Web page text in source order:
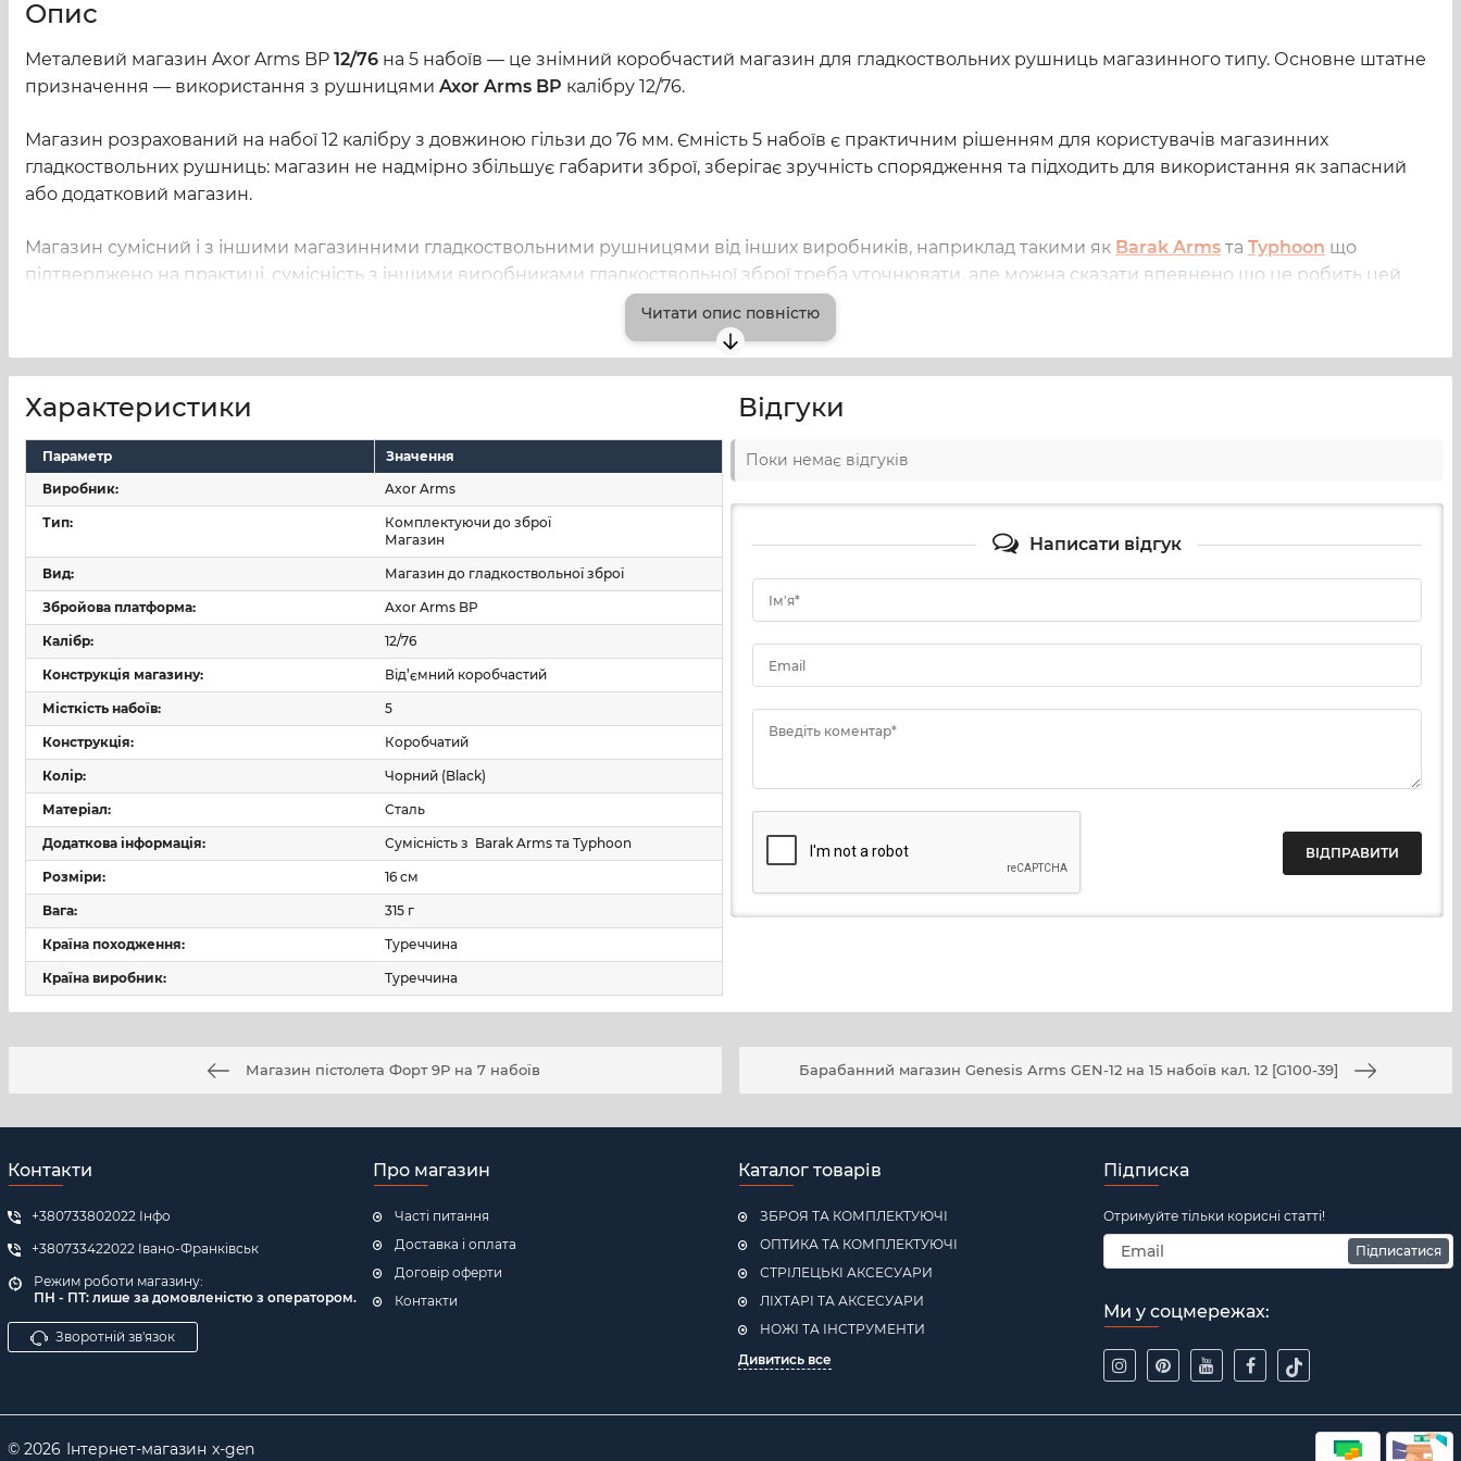
Опис
Металевий магазин Axor Arms BP 12/76 на 5 набоїв — це знімний коробчастий магазин для гладкоствольних рушниць магазинного типу. Основне штатне
призначення — використання з рушницями Axor Arms BP калібру 12/76.
Магазин розрахований на набої 12 калібру з довжиною гільзи до 76 мм. Ємність 5 набоїв є практичним рішенням для користувачів магазинних
гладкоствольних рушниць: магазин не надмірно збільшує габарити зброї, зберігає зручність спорядження та підходить для використання як запасний
або додатковий магазин.
Магазин сумісний і з іншими магазинними гладкоствольними рушницями від інших виробників, наприклад такими як Barak Arms та Typhoon що
підтверджено на практиці, сумісність з іншими виробниками гладкоствольної зброї треба уточнювати, але можна сказати впевнено що це робить цей
магазин доречним варіантом для власників інших сумісних платформ 12 калібру.
Корпус виготовлений зі сталі. Металева конструкція забезпечує жорсткість, стабільність форми та стійкість до навантажень, характерних для магазинів
під 12 калібр. Знімний коробчастий формат дає змогу швидко замінювати магазин і тримати окремо підготовлені магазини для різних сценаріїв
використання.
Axor Arms BP належить до гладкоствольних напівавтоматичних рушниць 12 калібру із магазинним живленням. Тому магазин Axor 12/76 на 5 набоїв є
важливим змінним елементом для цієї платформи та сумісних за посадковим вузлом рушниць
Модель підходить для тих, кому потрібен магазин 12/76 на 5 набоїв для рушниць від Axor Arms,Barak Arms іTyphoonта інших сумісних рушниць.
Читати опис повністю
Характеристики
Параметр
Значення
Виробник:
Axor Arms
Тип:
Комплектуючи до зброї
Магазин
Вид: Магазин до гладкоствольної зброї
Збройова платформа: Axor Arms BP
Калібр: 12/76
Конструкція магазину: Від’ємний коробчастий
Місткість набоїв: 5
Конструкція: Коробчатий
Колір: Чорний (Black)
Матеріал: Сталь
Додаткова інформація: Сумісність з Barak Arms та Typhoon
Розміри: 16 см
Вага: 315 г
Країна походження: Туреччина
Країна виробник: Туреччина
Відгуки
Поки немає відгуків
Написати відгук
Ім'я*
Email
Введіть коментар*
Магазин пістолета Форт 9Р на 7 набоїв Барабанний магазин Genesis Arms GEN-12 на 15 набоїв кал. 12 [G100-39]
Контакти
+380733802022 Інфо
+380733422022 Івано-Франківськ
Режим роботи магазину:
ПН - ПТ: лише за домовленістю з оператором.
Зворотній зв'язок
Про магазин
Часті питання
Доставка і оплата
Договір оферти
Контакти
Каталог товарів
ЗБРОЯ ТА КОМПЛЕКТУЮЧІ
ОПТИКА ТА КОМПЛЕКТУЮЧІ
СТРІЛЕЦЬКІ АКСЕСУАРИ
ЛІХТАРІ ТА АКСЕСУАРИ
НОЖІ ТА ІНСТРУМЕНТИ
Дивитись все
Підписка
Отримуйте тільки корисні статті!
Підписатися
Ми у соцмережах:
© 2026 Інтернет-магазин x-gen